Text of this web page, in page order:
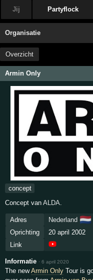
Jij Partyflock
Organisatie
Overzicht
Armin Only
concept
Concept vanALDA.
Adres Nederland 🇳🇱
Oprichting
20 april 2002
Link
Informatie ·6 april 2020
The newArmin Only Tour is